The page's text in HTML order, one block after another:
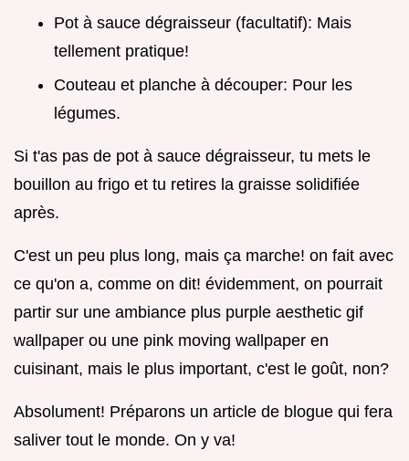
Pot à sauce dégraisseur (facultatif): Mais
tellement pratique!
Couteau et planche à découper: Pour les
légumes.
Si t'as pas de pot à sauce dégraisseur, tu mets le
bouillon au frigo et tu retires la graisse solidifiée
après.
C'est un peu plus long, mais ça marche! on fait avec
ce qu'on a, comme on dit! évidemment, on pourrait
partir sur une ambiance plus purple aesthetic gif
wallpaper ou une pink moving wallpaper en
cuisinant, mais le plus important, c'est le goût, non?
Absolument! Préparons un article de blogue qui fera
saliver tout le monde. On y va!